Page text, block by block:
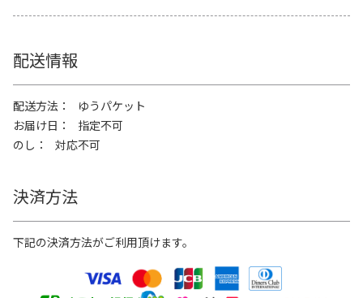
配送情報
配送方法
ゆうパケット
お届け日
指定不可
のし
対応不可
決済方法
下記の決済方法がご利用頂けます。